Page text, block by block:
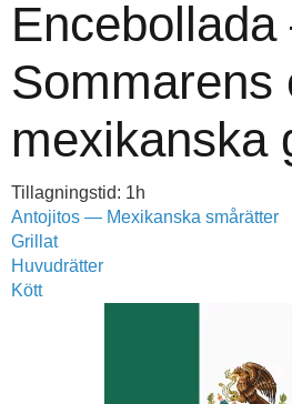
Encebollada
Sommarens
mexikanska
Tillagningstid: 1h
Antojitos — Mexikanska smårätter
Grillat
Huvudrätter
Kött